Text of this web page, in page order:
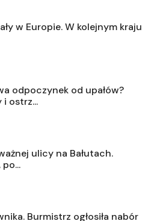
w Europie. W kolejnym kraju
odpoczynek od upałów?
ostrz...
ulicy na Bałutach.
Burmistrz ogłosiła nabór